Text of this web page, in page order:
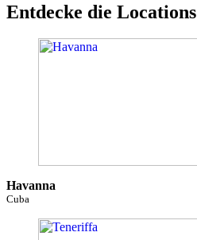
Entdecke die Locations
Havanna
Cuba